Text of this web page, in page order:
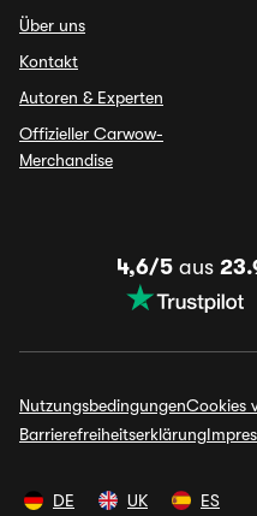
Über uns
Kontakt
Autoren & Experten
Offizieller Carwow-
Merchandise
4,6/5 aus
NutzungsbedingungenCookies
Barrierefreiheitserklärung
DE UK ES